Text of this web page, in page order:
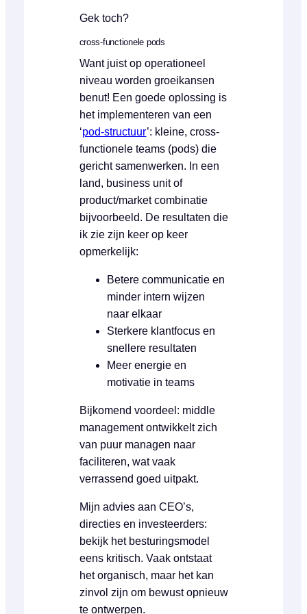
Gek toch?
cross-functionele pods
Want juist op operationeel
niveau worden groeikansen
benut! Een goede oplossing is
het implementeren van een
‘pod-structuur’: kleine, cross-
functionele teams (pods) die
gericht samenwerken. In een
land, business unit of
product/market combinatie
bijvoorbeeld. De resultaten die
ik zie zijn keer op keer
opmerkelijk:
Betere communicatie en
minder intern wijzen
naar elkaar
Sterkere klantfocus en
snellere resultaten
Meer energie en
motivatie in teams
Bijkomend voordeel: middle
management ontwikkelt zich
van puur managen naar
faciliteren, wat vaak
verrassend goed uitpakt.
Mijn advies aan CEO’s,
directies en investeerders:
bekijk het besturingsmodel
eens kritisch. Vaak ontstaat
het organisch, maar het kan
zinvol zijn om bewust opnieuw
te ontwerpen.